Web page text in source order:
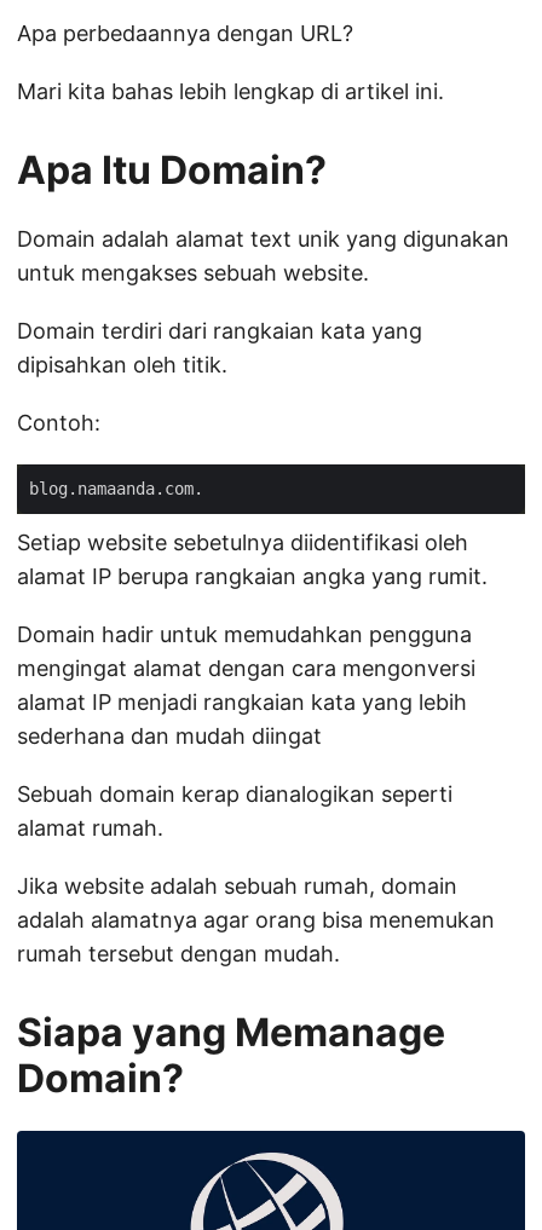
Apa perbedaannya dengan URL?
Mari kita bahas lebih lengkap di artikel ini.
Apa Itu Domain?
Domain adalah alamat text unik yang digunakan
untuk mengakses sebuah website.
Domain terdiri dari rangkaian kata yang
dipisahkan oleh titik.
Contoh:
Setiap website sebetulnya diidentifikasi oleh
alamat IP berupa rangkaian angka yang rumit.
Domain hadir untuk memudahkan pengguna
mengingat alamat dengan cara mengonversi
alamat IP menjadi rangkaian kata yang lebih
sederhana dan mudah diingat
Sebuah domain kerap dianalogikan seperti
alamat rumah.
Jika website adalah sebuah rumah, domain
adalah alamatnya agar orang bisa menemukan
rumah tersebut dengan mudah.
Siapa yang Memanage
Domain?